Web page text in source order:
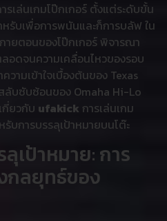
เล่นเกมโป๊กเกอร์ ตั้งแต่ระดับขั้น
รับเพื่อการพนันและก็การบลัฟ ใน
ยตอนของโป๊กเกอร์ พิจารณา
อดจนความเคลื่อนไหวของรอบ
ามเข้าใจเบื้องต้นของ Texas
ลับซับซ้อนของ Omaha Hi-Lo
กี่ยวกับ ufakick การเล่นเกม
รับการบรรลุเป้าหมายบนโต๊ะ
เป้าหมาย: การ
กลยุทธ์ของ